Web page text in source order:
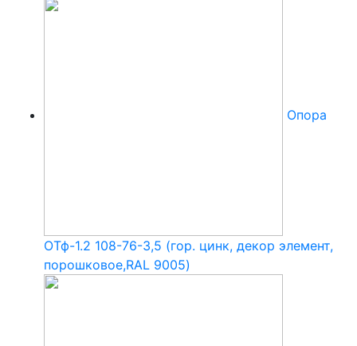
Опора
ОТф-1.2 108-76-3,5 (гор. цинк, декор элемент,
порошковое,RAL 9005)